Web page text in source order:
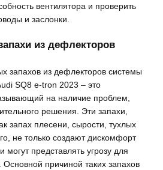
вентилятора и проверить
и заслонки.
из дефлекторов
запахов из дефлекторов системы
SQ8 e-tron 2023 – это
на наличие проблем,
решения. Эти запахи,
запах плесени, сырости, тухлых
не только создают дискомфорт
могут представлять угрозу для
Основной причиной таких запахов